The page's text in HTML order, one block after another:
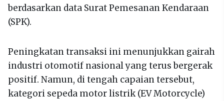
berdasarkan data Surat Pemesanan Kendaraan
(SPK).
Peningkatan transaksi ini menunjukkan gairah
industri otomotif nasional yang terus bergerak
positif. Namun, di tengah capaian tersebut,
kategori sepeda motor listrik (EV Motorcycle)